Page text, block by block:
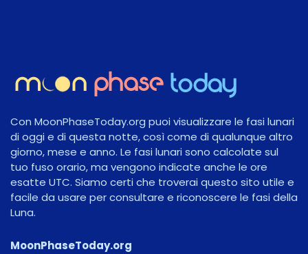
Con MoonPhaseToday.org puoi visualizzare le fasi lunari
di oggi e di questa notte, così come di qualunque altro
giorno, mese e anno. Le fasi lunari sono calcolate sul
tuo fuso orario, ma vengono indicate anche le ore
esatte UTC. Siamo certi che troverai questo sito utile e
facile da usare per consultare e riconoscere le fasi della
Luna.
MoonPhaseToday.org